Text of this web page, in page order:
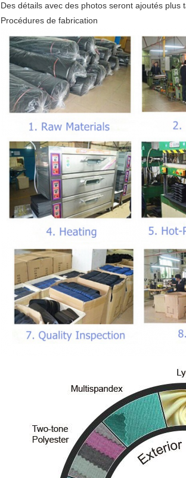
Des détails avec des photos seront ajoutés plus
Procédures de fabrication